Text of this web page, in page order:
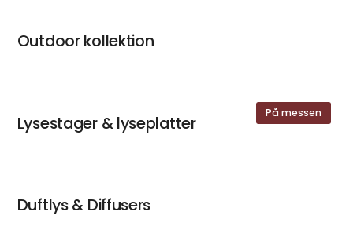
Outdoor kollektion
På messen
Lysestager & lyseplatter
Duftlys & Diffusers